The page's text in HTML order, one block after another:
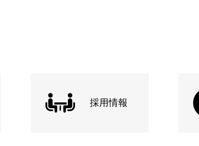
採用情報